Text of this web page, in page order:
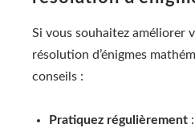
Si vous souhaitez améliorer
résolution d’énigmes
conseils :
Pratiquez régulièrement